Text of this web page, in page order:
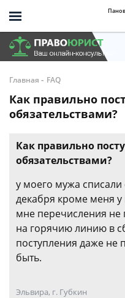
Главная - FAQ
Как правильно
обязательствами?
Как правильно
обязательствами?
у моего мужа
декабря кроме меня у
мне перечисления
на горячию линию в
поступления даже не
быть.
Эльвира, г. Губкин